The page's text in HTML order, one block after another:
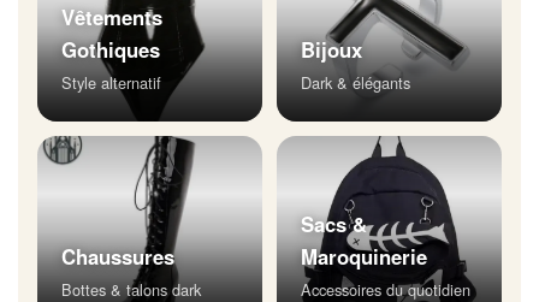
Vêtements
Gothiques
Style alternatif
Bijoux
Dark & élégants
Chaussures
Bottes & talons dark
Sacs &
Maroquinerie
Accessoires du quotidien